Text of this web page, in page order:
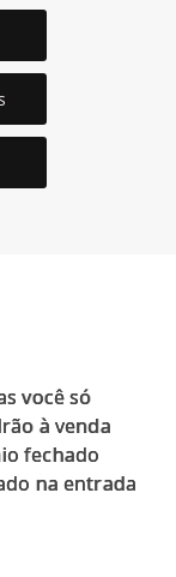
você só
à venda
fechado
na entrada